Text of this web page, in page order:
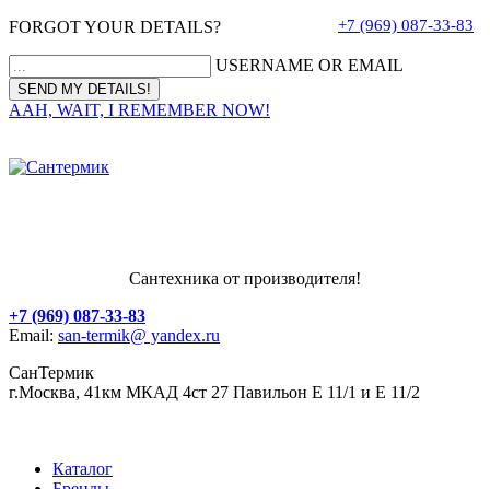
FORGOT YOUR DETAILS?
USERNAME OR EMAIL
AAH, WAIT, I REMEMBER NOW!
+7 (969) 087-33-83
Сантехника от производителя!
+7 (969) 087-33-83
Email: san-termik@ yandex.ru
СанТермик
г.Москва, 41км МКАД 4ст 27 Павильон Е 11/1 и Е 11/2
Каталог